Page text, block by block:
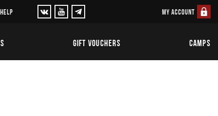
MY ACCOUNT
GIFT VOUCHERS CAMPS